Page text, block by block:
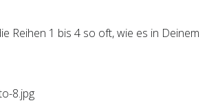
Reihen 1 bis 4 so oft, wie es in Deinem